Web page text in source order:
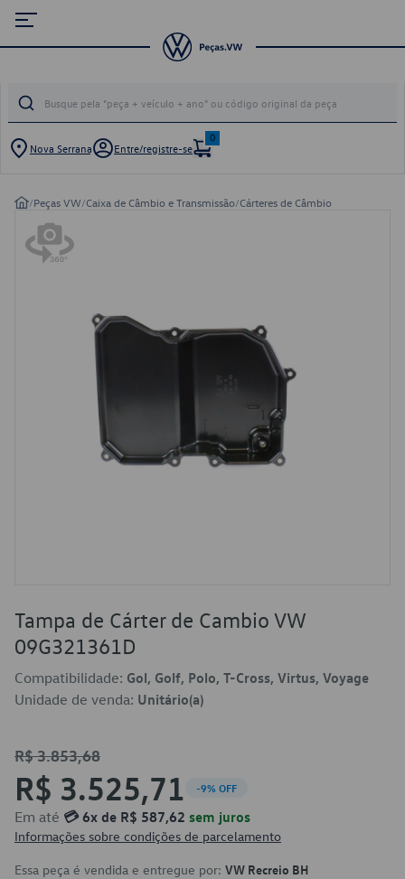
Nova Serrana Entre/registre-se
0
/Peças VW/Caixa de Câmbio e Transmissão/Cárteres de Câmbio
Tampa de Cárter de Cambio VW
09G321361D
Compatibilidade: Gol, Golf, Polo, T-Cross, Virtus, Voyage
Unidade de venda: Unitário(a)
R$ 3.853,68
R$ 3.525,71 -9% OFF
Em até 💳 6x de R$ 587,62 sem juros
Informações sobre condições de parcelamento
Essa peça é vendida e entregue por: VW Recreio BH